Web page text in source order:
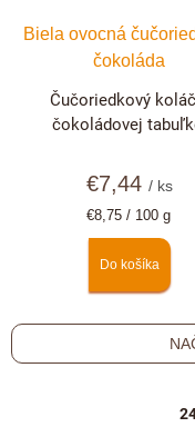
Biela ovocná
čokoláda
€7,44 / ks
Jednotková
€8,75 / 100 g
Do košíka
Čučoriedkový
čokoládovej